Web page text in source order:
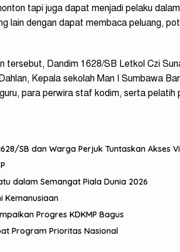
tapi juga dapat menjadi pelaku
lain dengan dapat membaca peluang,
tersebut, Dandim 1628/SB Letkol Czi
Kepala sekolah Man I Sumbawa
para perwira staf kodim, serta pelatih
SB dan Warga Perjuk Tuntaskan Akses
dalam Semangat Piala Dunia 2026
Kemanusiaan
Progres KDKMP Bagus
Program Prioritas Nasional